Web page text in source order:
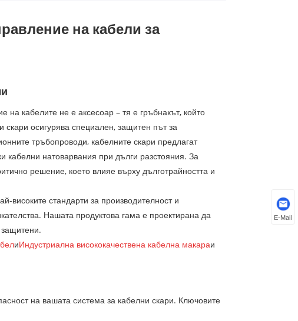
на кабели за
на кабелите не е аксесоар – тя е гръбнакът, който
осигурява специален, защитен път за
тръбопроводи, кабелните скари предлагат
кабелни натоварвания при дълги разстояния. За
решение, което влияе върху дълготрайността и
високите стандарти за производителност и
Нашата продуктова гама е проектирана да
защитени.
иИндустриална висококачествена кабелна макараи
на вашата система за кабелни скари. Ключовите
E-Mail